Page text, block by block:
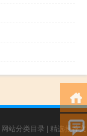
网站分类目录 | 精选推荐文